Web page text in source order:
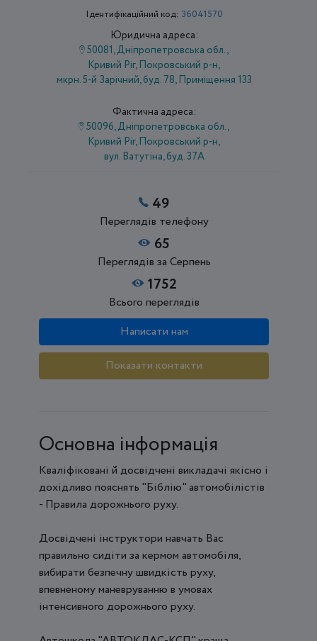
Ідентифікаційний код: 36041570
Юридична адреса:
50081, Дніпропетровська обл.,
Кривий Ріг, Покровський р-н,
мкрн. 5-й Зарічний, буд. 78, Приміщення 133
Фактична адреса:
50096, Дніпропетровська обл.,
Кривий Ріг, Покровський р-н,
вул. Ватутіна, буд. 37А
49
Переглядів телефону
65
Переглядів за Серпень
1752
Всього переглядів
Написати нам
Показати контакти
Основна інформація
Кваліфіковані й досвідчені викладачі якісно і
дохідливо пояснять "Біблію" автомобілістів
- Правила дорожнього руху.
Досвідчені інструктори навчать Вас
правильно сидіти за кермом автомобіля,
вибирати безпечну швидкість руху,
впевненому маневруванню в умовах
інтенсивного дорожнього руху.